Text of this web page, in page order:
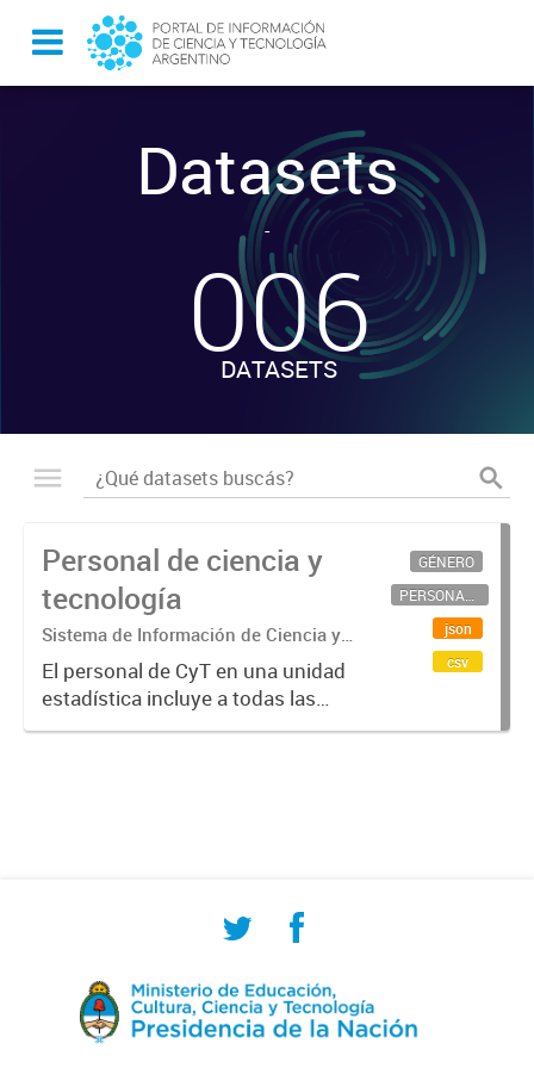
Datasets
-
006
DATASETS
Personal de ciencia y
tecnología
Sistema de Información de Ciencia y
Tecnología Argentino (SICYTAR)
El personal de CyT en una unidad
estadística incluye a todas las
personas involucradas
GÉNERO
PERSONAL CIENTÍFICO-TECNOLÓGICO
json
csv